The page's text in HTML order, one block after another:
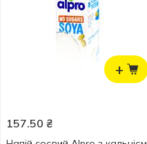
+
157.50 ₴